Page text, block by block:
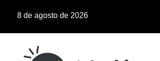
8 de agosto de 2026